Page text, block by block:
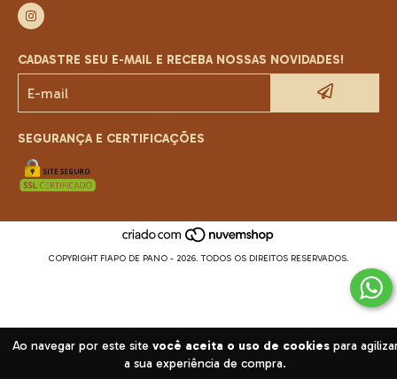
Ao navegar por este site você aceita o uso de cookiespara
a sua experiência de compra.
CADASTRE SEU E-MAIL E RECEBA NOSSAS NOVIDADES!
SEGURANÇA E CERTIFICAÇÕES
COPYRIGHT FIAPO DE PANO - 2026. TODOS OS DIREITOS RESERVADOS.